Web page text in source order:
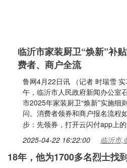
临沂市家装厨卫“焕新”补
费者、商户全流
鲁网4月22日讯 （记者 时瑞雪
午，临沂市人民政府新闻办公室
市2025年家装厨卫“焕新”实施细
问。消费者领券和商户报名流程
步：先领券，打开云闪付app上
2025-04-22 16:22:00 临沂市,
18年，他为1700多名烈士找